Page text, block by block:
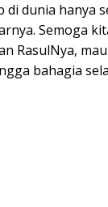
dunia hanya
Semoga
RasulNya,
bahagia